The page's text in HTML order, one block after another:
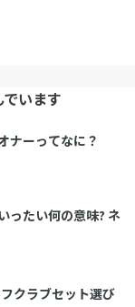
います
ナーってなに？
ったい何の意味? ネ
クラブセット選び